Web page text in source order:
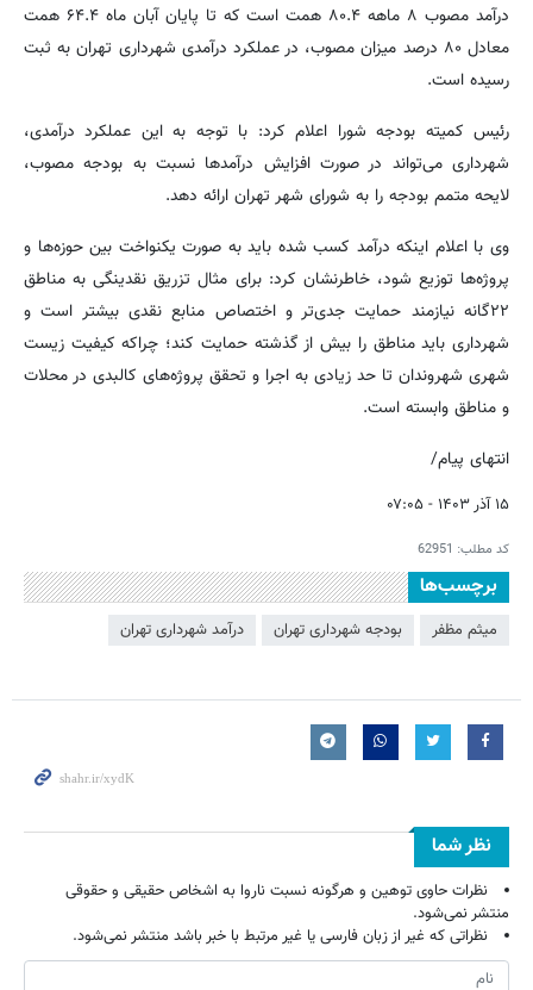
درآمد مصوب ۸ ماهه ۸۰.۴ همت است که تا پایان آبان ماه ۶۴.۴ همت
معادل ۸۰ درصد میزان مصوب، در عملکرد درآمدی شهرداری تهران به ثبت
رسیده است.
رئیس کمیته بودجه شورا اعلام کرد: با توجه به این عملکرد درآمدی،
شهرداری می‌تواند در صورت افزایش درآمدها نسبت به بودجه مصوب،
لایحه متمم بودجه را به شورای شهر تهران ارائه دهد.
وی با اعلام اینکه درآمد کسب شده باید به صورت یکنواخت بین حوزه‌ها و
پروژه‌ها توزیع شود، خاطرنشان کرد: برای مثال تزریق نقدینگی به مناطق
۲۲گانه نیازمند حمایت جدی‌تر و اختصاص منابع نقدی بیشتر است و
شهرداری باید مناطق را بیش از گذشته حمایت کند؛ چراکه کیفیت زیست
شهری شهروندان تا حد زیادی به اجرا و تحقق پروژه‌های کالبدی در محلات
و مناطق وابسته است.
انتهای پیام/
۱۵ آذر ۱۴۰۳ - ۰۷:۰۵
کد مطلب: 62951
برچسب‌ها
میثم مظفر بودجه شهرداری تهران درآمد شهرداری تهران
نظر شما
نظرات حاوی توهین و هرگونه نسبت ناروا به اشخاص حقیقی و حقوقی
منتشر نمی‌شود.
نظراتی که غیر از زبان فارسی یا غیر مرتبط با خبر باشد منتشر نمی‌شود.